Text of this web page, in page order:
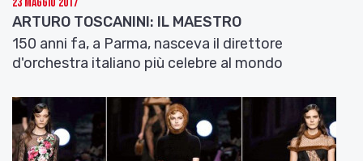
ARTURO TOSCANINI: IL MAESTRO
150 anni fa, a Parma, nasceva il direttore
d'orchestra italiano più celebre al mondo